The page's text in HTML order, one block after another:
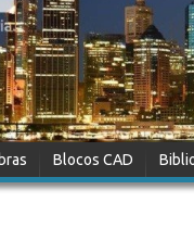
Blocos CAD